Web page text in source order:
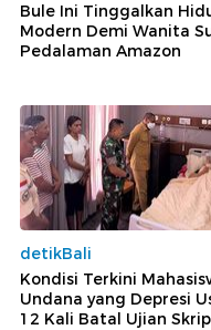
Bule Ini Tinggalkan
Modern Demi Wanita
Pedalaman Amazon
detikBali
Kondisi Terkini
Undana yang Depresi
12 Kali Batal Ujian